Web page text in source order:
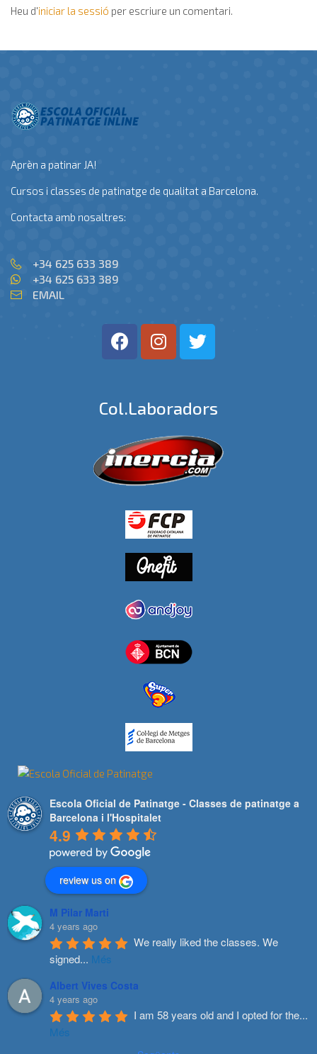
Heu d'iniciar la sessió per escriure un comentari.
Aprèn a patinar JA!
Cursos i classes de patinatge de qualitat a Barcelona.
Contacta amb nosaltres:
+34 625 633 389
+34 625 633 389
EMAIL
Col.laboradors
Escola Oficial de Patinatge - Classes de patinatge a
Barcelona i l'Hospitalet
4.9
review us on
M Pilar Marti
4 years ago
We really liked the classes. We
signed... Més
Albert Vives Costa
4 years ago
I am 58 years old and I opted for the...
Més